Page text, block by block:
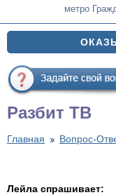
метро
Разбит ТВ
Главная Вопрос-
Лейла спрашивает: